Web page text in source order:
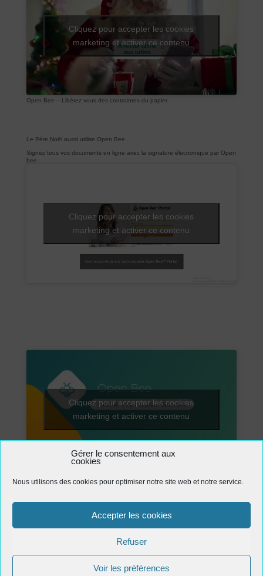
Gérer le consentement aux
cookies
Nous utilisons des cookies pour optimiser notre site web et notre service.
Accepter les cookies
Refuser
Voir les préférences
Cliquez pour accepter les cookies
marketing et activer ce contenu
Open Bee – Libérez vous des contraintes du papier.
Le Père Noël aussi utilise Open Bee
Signez tous vos documents en ligne avec la signature électronique par Open
bee
Cliquez pour accepter les cookies
marketing et activer ce contenu
Cliquez pour accepter les cookies
marketing et activer ce contenu
Envoi automatique d’une facture à Chorus Pro – Tutoriel Open Bee™ Portal